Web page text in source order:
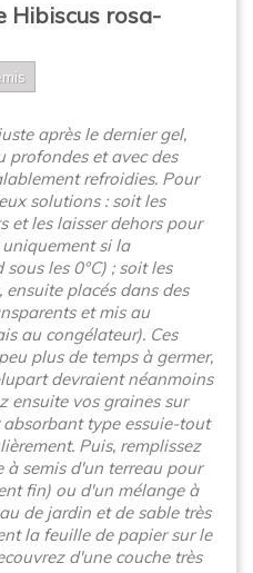
Hibiscus rosa-
après le dernier gel,
profondes et avec des
refroidies. Pour
solutions : soit les
et les laisser dehors pour
si la
les 0°C) ; soit les
ensuite placés dans des
et mis au
au congélateur). Ces
plus de temps à germer,
devraient néanmoins
ensuite vos graines sur
type essuie-tout
Puis, remplissez
à semis d'un terreau pour
fin) ou d'un mélange à
de jardin et de sable très
la feuille de papier sur le
d'une couche très